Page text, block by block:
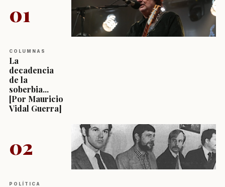
01
COLUMNAS
La
decadencia
de la
soberbia...
[Por Mauricio
Vidal Guerra]
02
POLÍTICA